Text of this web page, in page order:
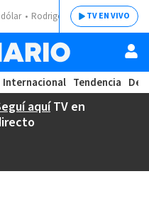
Rodrigo ChavesTV EN VIVO
Internacional Tendencia
aquíTV en